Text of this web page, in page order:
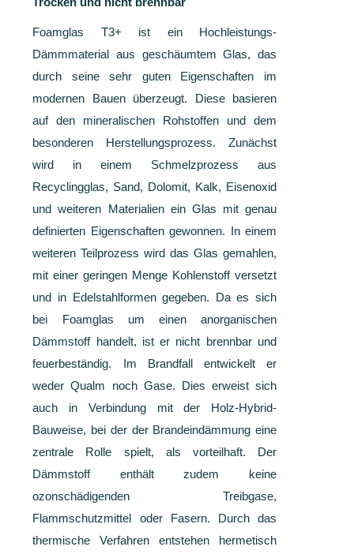
Trocken und nicht brennbar
Foamglas T3+ ist ein Hochleistungs-
Dämmmaterial aus geschäumtem Glas, das
durch seine sehr guten Eigenschaften im
modernen Bauen überzeugt. Diese basieren
auf den mineralischen Rohstoffen und dem
besonderen Herstellungsprozess. Zunächst
wird in einem Schmelzprozess aus
Recyclingglas, Sand, Dolomit, Kalk, Eisenoxid
und weiteren Materialien ein Glas mit genau
definierten Eigenschaften gewonnen. In einem
weiteren Teilprozess wird das Glas gemahlen,
mit einer geringen Menge Kohlenstoff versetzt
und in Edelstahlformen gegeben. Da es sich
bei Foamglas um einen anorganischen
Dämmstoff handelt, ist er nicht brennbar und
feuerbeständig. Im Brandfall entwickelt er
weder Qualm noch Gase. Dies erweist sich
auch in Verbindung mit der Holz-Hybrid-
Bauweise, bei der der Brandeindämmung eine
zentrale Rolle spielt, als vorteilhaft. Der
Dämmstoff enthält zudem keine
ozonschädigenden Treibgase,
Flammschutzmittel oder Fasern. Durch das
thermische Verfahren entstehen hermetisch